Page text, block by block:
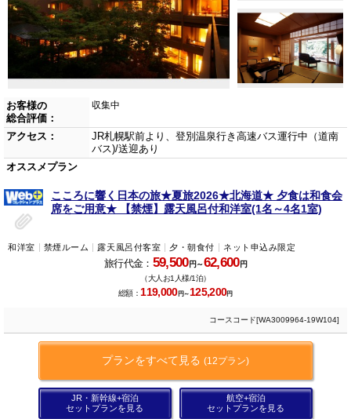
お客様の
総合評価：
収集中
アクセス：
JR札幌駅前より、登別温泉行き高速バス運行中（道南
バス)/送迎あり
オススメプラン
こころに響く日本の旅★夏旅2026★北海道★ 夕食は和食会
席をご用意★ 【禁煙】露天風呂付和洋室(1名～4名1室)
和洋室 禁煙ルーム 露天風呂付客室 夕・朝食付 ネット申込み限定
旅行代金： 59,500円～62,600円
（大人お1人様/1泊）
総額： 119,000円～125,200円
コースコード[WA3009964-19W104]
プランをすべて見る (12プラン)
JR・新幹線+宿泊
セットプランを見る
航空+宿泊
セットプランを見る